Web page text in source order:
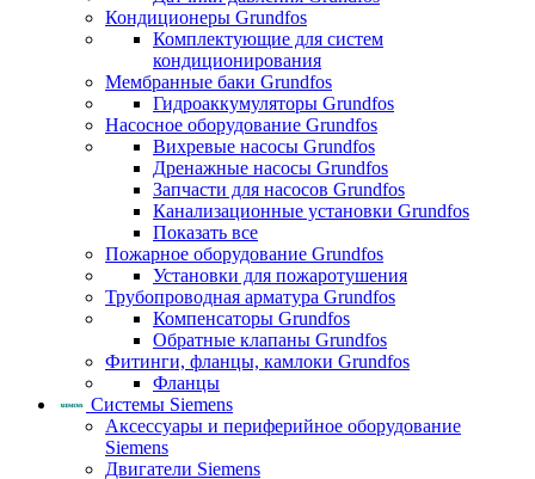
Кондиционеры Grundfos
Комплектующие для систем
кондиционирования
Мембранные баки Grundfos
Гидроаккумуляторы Grundfos
Насосное оборудование Grundfos
Вихревые насосы Grundfos
Дренажные насосы Grundfos
Запчасти для насосов Grundfos
Канализационные установки Grundfos
Показать все
Пожарное оборудование Grundfos
Установки для пожаротушения
Трубопроводная арматура Grundfos
Компенсаторы Grundfos
Обратные клапаны Grundfos
Фитинги, фланцы, камлоки Grundfos
Фланцы
Системы Siemens
Аксессуары и периферийное оборудование
Siemens
Двигатели Siemens